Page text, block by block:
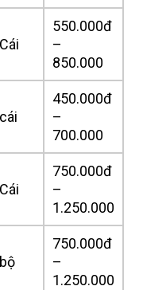
Cái
550.000đ
–
850.000
cái
450.000đ
–
700.000
Cái
750.000đ
–
1.250.000
bộ
750.000đ
–
1.250.000